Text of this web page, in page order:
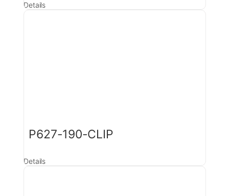
Details
P627-190-CLIP
Details